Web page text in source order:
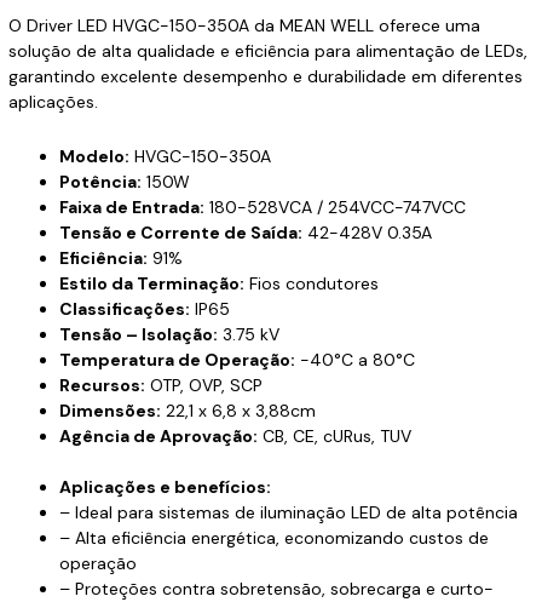
O Driver LED HVGC-150-350A da MEAN WELL oferece uma
solução de alta qualidade e eficiência para alimentação de LEDs,
garantindo excelente desempenho e durabilidade em diferentes
aplicações.
Modelo: HVGC-150-350A
Potência: 150W
Faixa de Entrada: 180-528VCA / 254VCC-747VCC
Tensão e Corrente de Saída: 42-428V 0.35A
Eficiência: 91%
Estilo da Terminação: Fios condutores
Classificações: IP65
Tensão – Isolação: 3.75 kV
Temperatura de Operação: -40°C a 80°C
Recursos: OTP, OVP, SCP
Dimensões: 22,1 x 6,8 x 3,88cm
Agência de Aprovação: CB, CE, cURus, TUV
Aplicações e benefícios:
– Ideal para sistemas de iluminação LED de alta potência
– Alta eficiência energética, economizando custos de
operação
– Proteções contra sobretensão, sobrecarga e curto-